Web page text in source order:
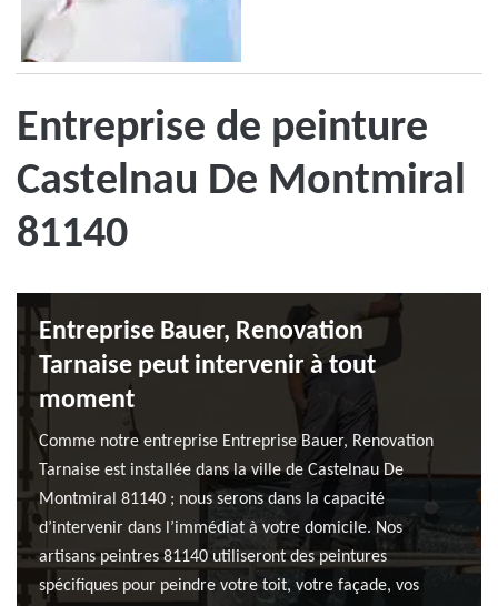
Entreprise de peinture
Castelnau De Montmiral
81140
Entreprise Bauer, Renovation
Tarnaise peut intervenir à tout
moment
Comme notre entreprise Entreprise Bauer, Renovation
Tarnaise est installée dans la ville de Castelnau De
Montmiral 81140 ; nous serons dans la capacité
d’intervenir dans l’immédiat à votre domicile. Nos
artisans peintres 81140 utiliseront des peintures
spécifiques pour peindre votre toit, votre façade, vos